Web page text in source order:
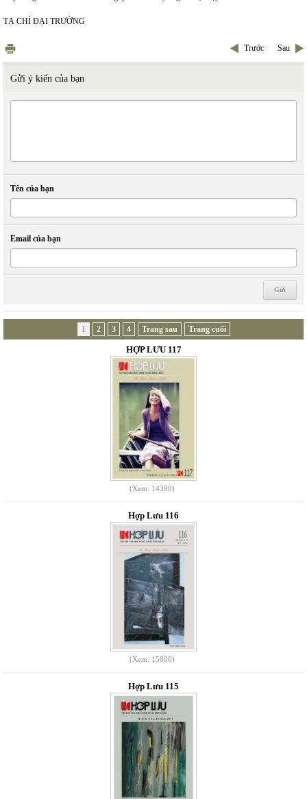
TẠ CHÍ ĐẠI TRƯỜNG
Trước Sau
Gửi ý kiến của bạn
Tên của bạn
Email của bạn
1 2 3 4 Trang sau Trang cuối
HỢP LƯU 117
(Xem: 14390)
Hợp Lưu 116
(Xem: 15800)
Hợp Lưu 115